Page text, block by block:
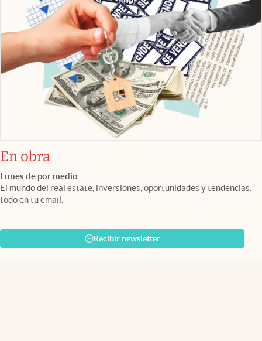
En obra
Lunes de por medio
El mundo del real estate, inversiones, oportunidades y tendencias:
todo en tu email.
Recibir newsletter